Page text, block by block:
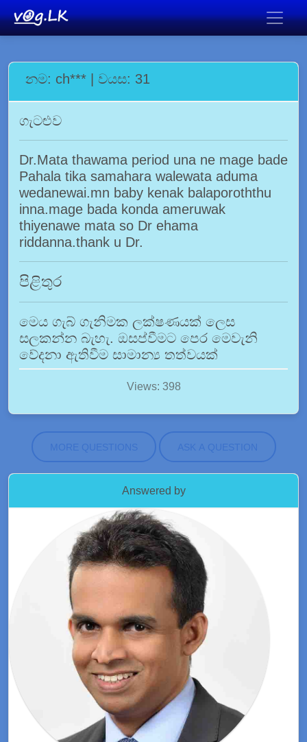
නම: ch*** | වයස: 31
ගැටළුව
Dr.Mata thawama period una ne mage bade
Pahala tika samahara walewata aduma
wedanewai.mn baby kenak balaporoththu
inna.mage bada konda ameruwak
thiyenawe mata so Dr ehama
riddanna.thank u Dr.
පිළිතුර
මෙය ගැබ් ගැනිමක ලක්ෂණයක් ලෙස
සලකන්න බැහැ. ඔසප්වීමට පෙර මෙවැනි
වේදනා ඇතිවීම සාමාන්‍ය තත්වයක්
Views: 398
MORE QUESTIONS ASK A QUESTION
Answered by